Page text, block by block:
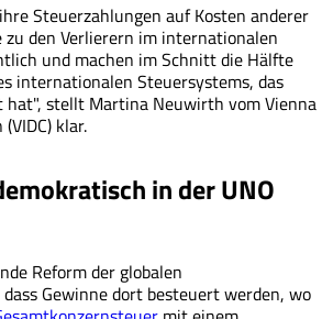
Steuerzahlungen auf Kosten anderer
den Verlierern im internationalen
und machen im Schnitt die Hälfte
internationalen Steuersystems, das
stellt Martina Neuwirth vom Vienna
klar.
in der UNO
Reform der globalen
Gewinne dort besteuert werden, wo